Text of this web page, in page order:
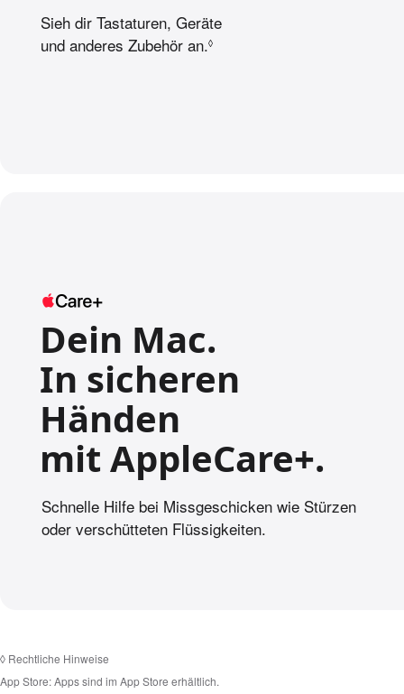
Sieh dir Tastaturen, Geräte
und anderes Zubehör an.◊
e
H
w
e
s
e
Dein Mac.
In sicheren
Händen
mit AppleCare+.
Schnelle Hilfe bei Missgeschicken wie Stürzen
oder verschütteten Flüssig­keiten.
◊ Rechtliche Hinweise
App Store:Apps sind im App Store erhältlich.